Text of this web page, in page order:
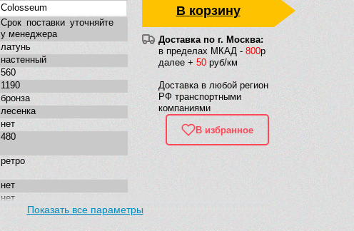
В корзину
Доставка по г. Москва:
в пределах МКАД - 800р
далее + 50 руб/км
Доставка в любой регион
РФ транспортными
компаниями
В избранное
Colosseum
Срок поставки уточняйте
у менеджера
латунь
настенный
560
1190
бронза
лесенка
нет
480
ретро
нет
нет
Показать все параметры